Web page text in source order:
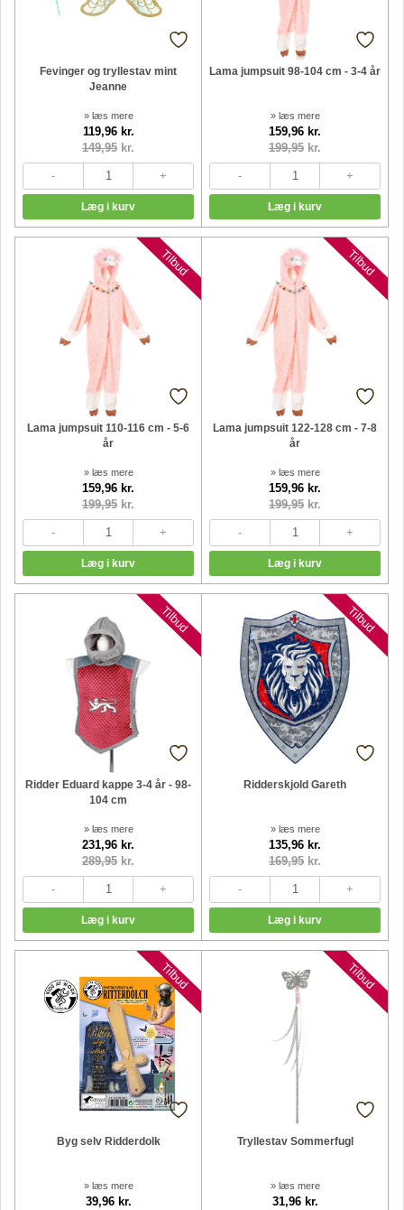
Fevinger og tryllestav mint
Jeanne
» læs mere
119,96 kr.
149,95 kr.
Lama jumpsuit 98-104 cm - 3-4 år
» læs mere
159,96 kr.
199,95 kr.
Lama jumpsuit 110-116 cm - 5-6
år
» læs mere
159,96 kr.
199,95 kr.
Tilbud
Lama jumpsuit 122-128 cm - 7-8
år
» læs mere
159,96 kr.
199,95 kr.
Tilbud
Ridder Eduard kappe 3-4 år - 98-
104 cm
» læs mere
231,96 kr.
289,95 kr.
Tilbud
Ridderskjold Gareth
» læs mere
135,96 kr.
169,95 kr.
Tilbud
Byg selv Ridderdolk
» læs mere
39,96 kr.
Tilbud
Tryllestav Sommerfugl
» læs mere
31,96 kr.
Tilbud